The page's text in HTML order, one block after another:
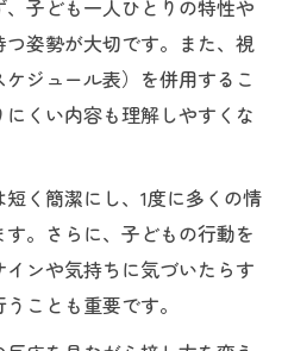
子ども一人ひとりの特性や
姿勢が大切です。また、視
ジュール表）を併用するこ
くい内容も理解しやすくな
く簡潔にし、1度に多くの情
。さらに、子どもの行動を
ンや気持ちに気づいたらす
ことも重要です。